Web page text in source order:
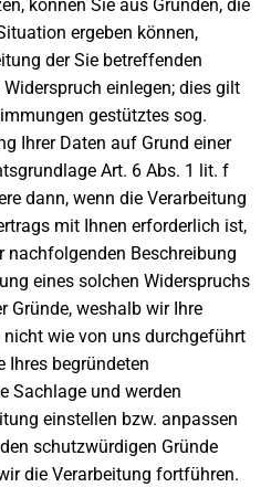
können Sie aus Gründen, die
ergeben können,
der Sie betreffenden
einlegen; dies gilt
gestütztes sog.
Ihrer Daten auf Grund einer
Art. 6 Abs. 1 lit. f
dann, wenn die Verarbeitung
mit Ihnen erforderlich ist,
nachfolgenden Beschreibung
eines solchen Widerspruchs
Gründe, weshalb wir Ihre
nicht wie von uns durchgeführt
Ihres begründeten
Sachlage und werden
einstellen bzw. anpassen
schutzwürdigen Gründe
die Verarbeitung fortführen.